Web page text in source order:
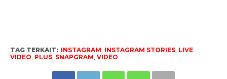
TAG TERKAIT: INSTAGRAM INSTAGRAM STORIES, LIVE
VIDEO PLUS, SNAPGRAM VIDEO